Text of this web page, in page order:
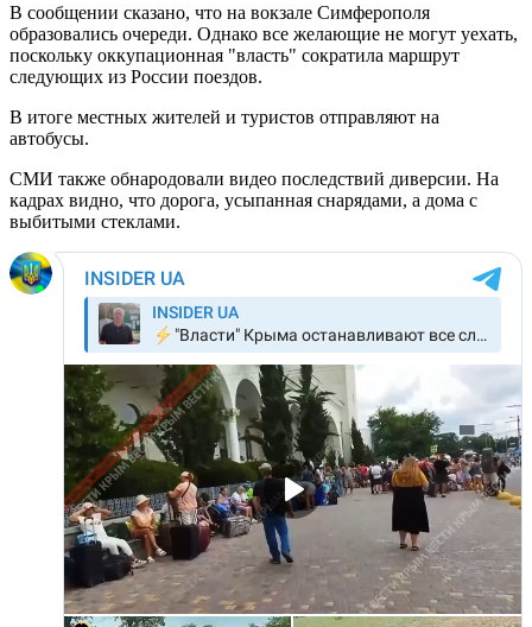
В сообщении сказано, что на вокзале Симферополя
образовались очереди. Однако все желающие не могут уехать,
поскольку оккупационная "власть" сократила маршрут
следующих из России поездов.
В итоге местных жителей и туристов отправляют на
автобусы.
СМИ также обнародовали видео последствий диверсии. На
кадрах видно, что дорога, усыпанная снарядами, а дома с
выбитыми стеклами.